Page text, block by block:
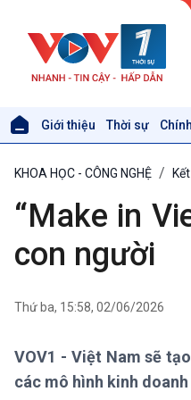
Giới thiệu Thời sự
Xã hội
Tin Đời sống & Xã hội
KHOA HỌC - CÔNG NGHỆ
“Make in
con người
Thứ ba, 15:58, 02/06/2026
VOV1 - Việt Nam sẽ
các mô hình kinh